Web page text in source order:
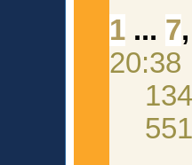
1 ... 7,
20:38
134